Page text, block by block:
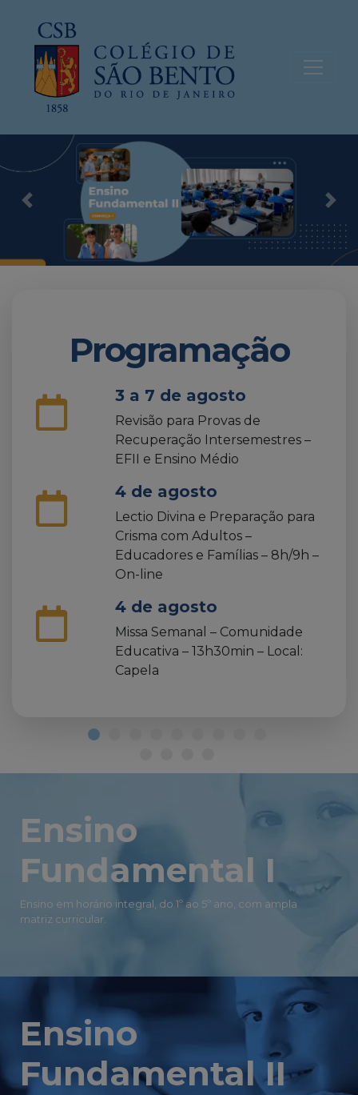
Previous
Programação
3 a 7 de agosto
Revisão para Provas de
Recuperação Intersemestres –
EFII e Ensino Médio
4 de agosto
Lectio Divina e Preparação para
Crisma com Adultos –
Educadores e Famílias – 8h/9h –
On-line
4 de agosto
Missa Semanal – Comunidade
Educativa – 13h30min – Local:
Capela
Ensino
Fundamental I
Ensino em horário integral, do 1º ao 5º ano, com ampla
matriz curricular.
Ensino
Fundamental II